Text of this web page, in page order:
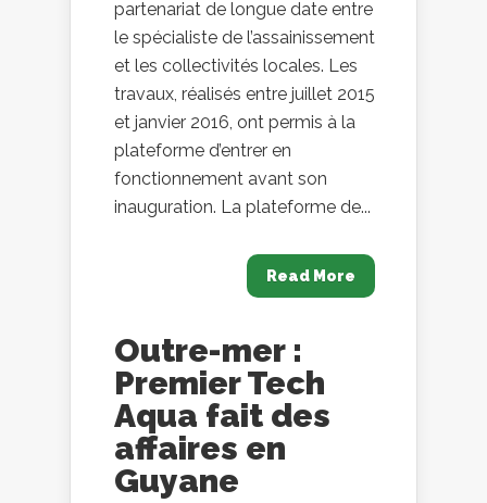
partenariat de longue date entre
le spécialiste de l’assainissement
et les collectivités locales. Les
travaux, réalisés entre juillet 2015
et janvier 2016, ont permis à la
plateforme d’entrer en
fonctionnement avant son
inauguration. La plateforme de...
Read More
Outre-mer :
Premier Tech
Aqua fait des
affaires en
Guyane